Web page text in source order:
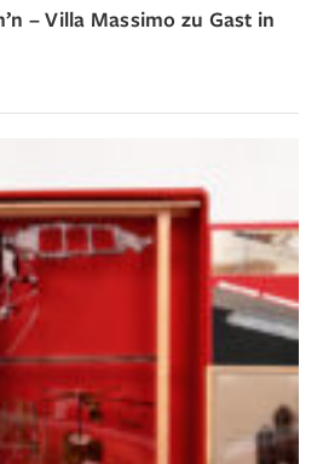
– Villa Massimo zu Gast in